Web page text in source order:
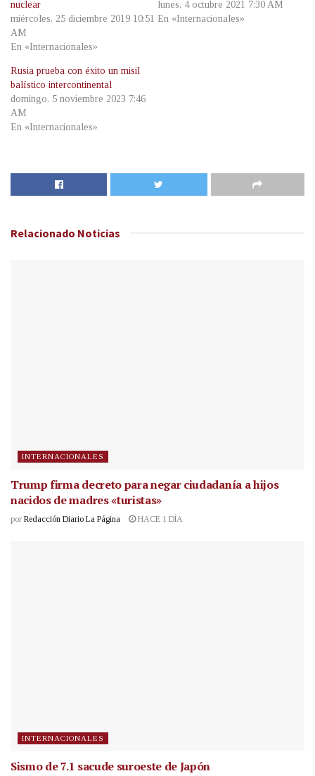
nuclear
miércoles, 25 diciembre 2019 10:51
AM
En «Internacionales»
lunes, 4 octubre 2021 7:30 AM
En «Internacionales»
Rusia prueba con éxito un misil
balístico intercontinental
domingo, 5 noviembre 2023 7:46
AM
En «Internacionales»
Relacionado Noticias
INTERNACIONALES
Trump firma decreto para negar ciudadanía a hijos
nacidos de madres «turistas»
por Redacción Diario La Página HACE 1 DÍA
INTERNACIONALES
Sismo de 7.1 sacude suroeste de Japón